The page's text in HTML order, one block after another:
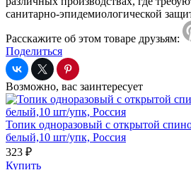
санитарно-эпидемиологической
Расскажите об этом товаре друзьям:
Поделиться
Возможно, вас заинтересует
Топик одноразовый с открытой
белый,10 шт/упк, Россия
323 ₽
Купить